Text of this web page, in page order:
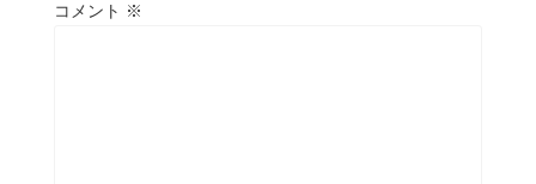
コメント ※